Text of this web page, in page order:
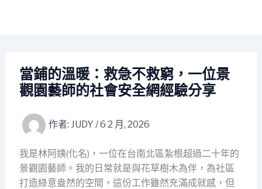
當鋪的溫暖：救急不救窮，一位景
觀園藝師的社會安全網經驗分享
作者: JUDY /6 2 月, 2026
我是林阿姨(化名)，一位在台南北區紮根超過二十年的
景觀園藝師。我的日常就是與花草樹木為伴，為社區
打造綠意盎然的空間，這份工作雖然充滿成就感，但